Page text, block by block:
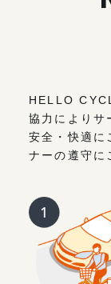
HELLO
協力によりサ
安全・快適に
ナーの遵守に